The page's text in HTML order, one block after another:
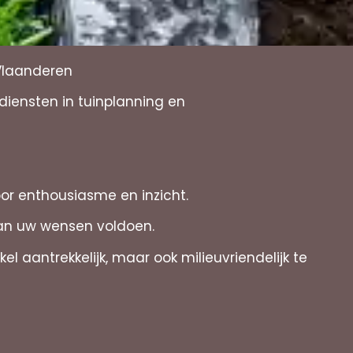
in tuinplanning en
enthousiasme en inzicht.
uw wensen voldoen.
aantrekkelijk, maar ook milieuvriendelijk te